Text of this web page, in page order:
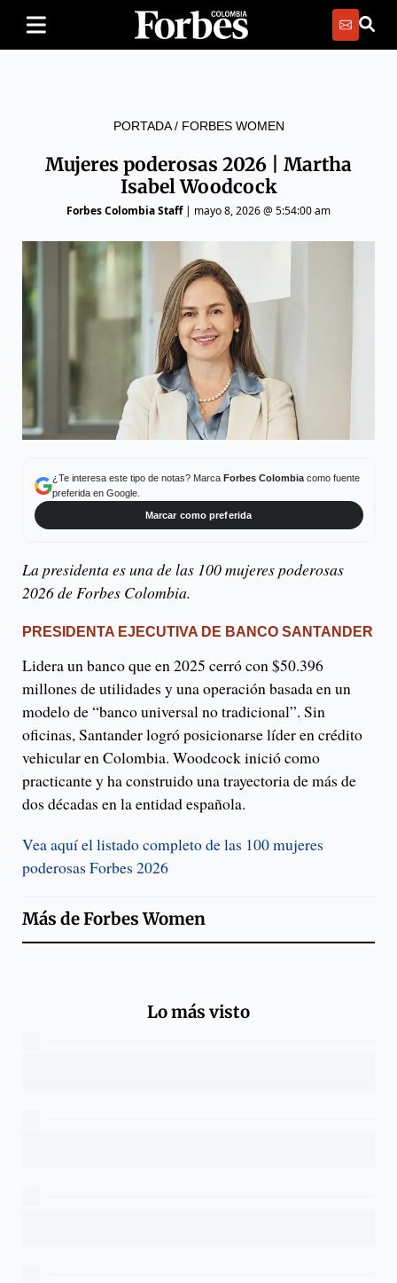
PORTADA/ FORBES WOMEN
Mujeres poderosas 2026 | Martha
Isabel Woodcock
Forbes Colombia Staff| mayo 8, 2026 @ 5:54:00 am
¿Te interesa este tipo de notas? Marca Forbes Colombiacomo fuente
preferida en Google.
Marcar como preferida
La presidenta es una de las 100 mujeres poderosas
2026 de Forbes Colombia.
PRESIDENTA EJECUTIVA DE BANCO SANTANDER
Lidera un banco que en 2025 cerró con $50.396
millones de utilidades y una operación basada en un
modelo de “banco universal no tradicional”. Sin
oficinas, Santander logró posicionarse líder en crédito
vehicular en Colombia. Woodcock inició como
practicante y ha construido una trayectoria de más de
dos décadas en la entidad española.
Vea aquí el listado completo de las 100 mujeres
poderosas Forbes 2026
Más deForbes Women
Lo más visto